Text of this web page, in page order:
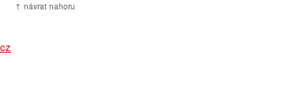
↑ návrat nahoru